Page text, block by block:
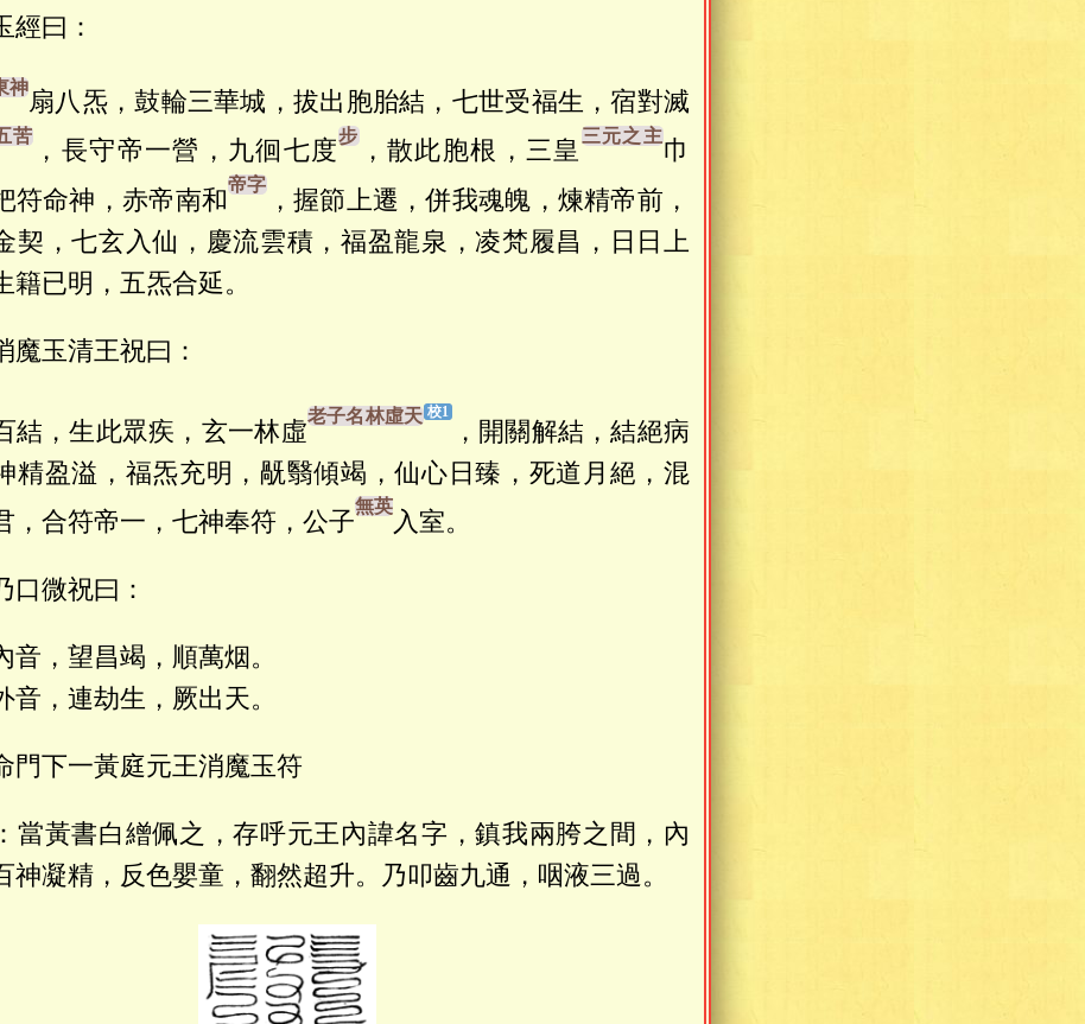
經曰：
扇八炁，鼓輪三華城，拔出胞胎結，七世受福生，宿對滅
，長守帝一營，九徊七度 ，散此胞根，三皇
巾
符命神，赤帝南和
，握節上遷，併我魂魄，煉精帝前，
契，七玄入仙，慶流雲積，福盈龍泉，凌梵履昌，日日上
籍已明，五炁合延。
魔玉清王祝曰：
結，生此眾疾，玄一林虛
，開關解結，結絕病
精盈溢，福炁充明，旤翳傾竭，仙心日臻，死道月絕，混
，合符帝一，七神奉符，公子
入室。
口微祝曰：
音，望昌竭，順萬烟。
音，連劫生，厥出天。
門下一黃庭元王消魔玉符
當黃書白繒佩之，存呼元王內諱名字，鎮我兩胯之間，內
神凝精，反色嬰童，翻然超升。乃叩齒九通，咽液三過。